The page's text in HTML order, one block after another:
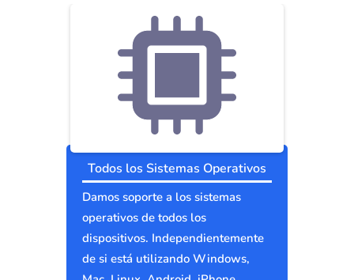
Todos los Sistemas Operativos
Damos soporte a los sistemas
operativos de todos los
dispositivos. Independientemente
de si está utilizando Windows,